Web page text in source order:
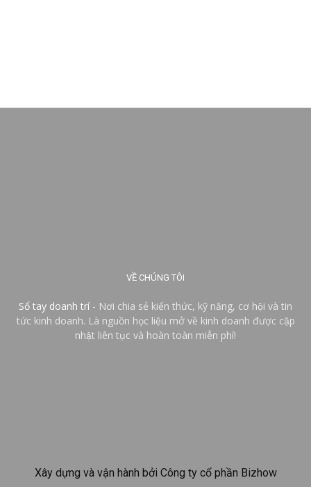
VỀ CHÚNG TÔI
Sổ tay doanh trí - Nơi chia sẻ kiến thức, kỹ năng, cơ hội và tin
tức kinh doanh. Là nguồn học liệu mở về kinh doanh được cập
nhật liên tục và hoàn toàn miễn phí!
Xây dựng và vận hành bởi Công ty cổ phần Bizhow